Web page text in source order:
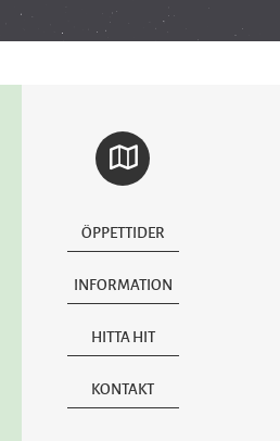
ÖPPETTIDER
INFORMATION
HITTA HIT
KONTAKT